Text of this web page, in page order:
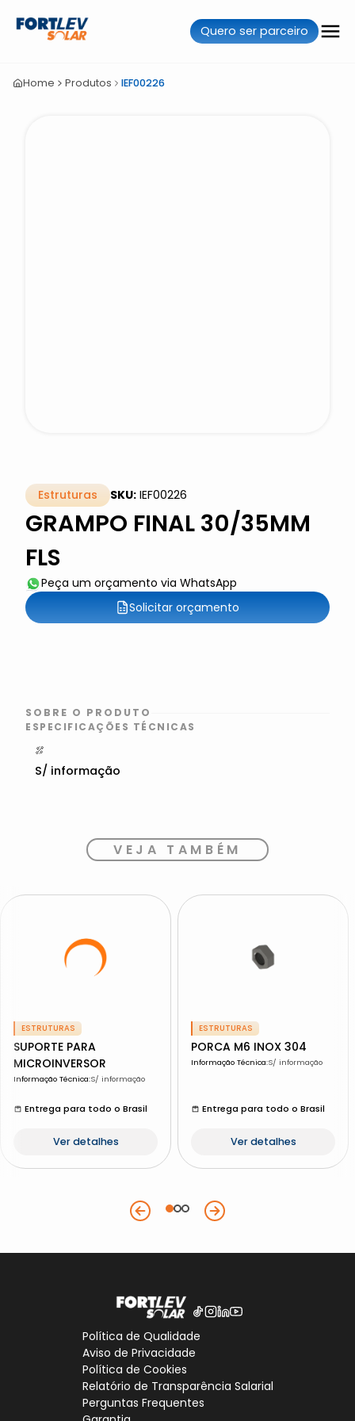
Quero ser parceiro
Home Produtos IEF00226
Estruturas SKU: IEF00226
GRAMPO FINAL 30/35MM
FLS
Peça um orçamento via WhatsApp
Solicitar orçamento
SOBRE O PRODUTO
ESPECIFICAÇÕES TÉCNICAS
S/ informação
VEJA TAMBÉM
ESTRUTURAS
SUPORTE PARA
MICROINVERSOR
Informação Técnica:S/ informação
Entrega para todo o Brasil
Ver detalhes
ESTRUTURAS
PORCA M6 INOX 304
Informação Técnica:S/ informação
Entrega para todo o Brasil
Ver detalhes
Política de Qualidade
Aviso de Privacidade
Política de Cookies
Relatório de Transparência Salarial
Perguntas Frequentes